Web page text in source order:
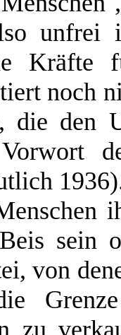
Kräfte
noch
die den
sein
von